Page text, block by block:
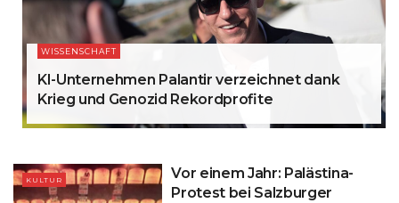
WISSENSCHAFT
KI-Unternehmen Palantir verzeichnet dank
Krieg und Genozid Rekordprofite
KULTUR
Vor einem Jahr: Palästina-
Protest bei Salzburger